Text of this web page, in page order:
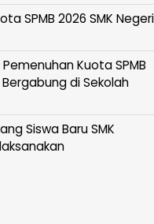
SPMB 2026 SMK Negeri
Kuota SPMB
di Sekolah
Siswa Baru SMK